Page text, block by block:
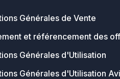
Générales de Vente
et référencement des
Générales d'Utilisation
Générales d'Utilisation